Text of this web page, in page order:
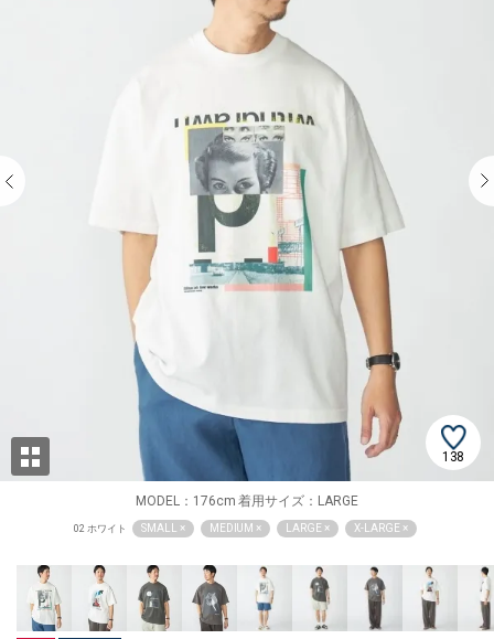
138
MODEL：176cm 着用サイズ：LARGE
02 ホワイト SMALL × MEDIUM × LARGE × X-LARGE ×